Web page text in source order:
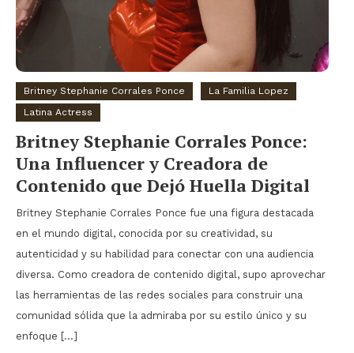
Britney Stephanie Corrales Ponce
La Familia Lopez
Latina Actress
Britney Stephanie Corrales Ponce:
Una Influencer y Creadora de
Contenido que Dejó Huella Digital
Britney Stephanie Corrales Ponce fue una figura destacada
en el mundo digital, conocida por su creatividad, su
autenticidad y su habilidad para conectar con una audiencia
diversa. Como creadora de contenido digital, supo aprovechar
las herramientas de las redes sociales para construir una
comunidad sólida que la admiraba por su estilo único y su
enfoque […]